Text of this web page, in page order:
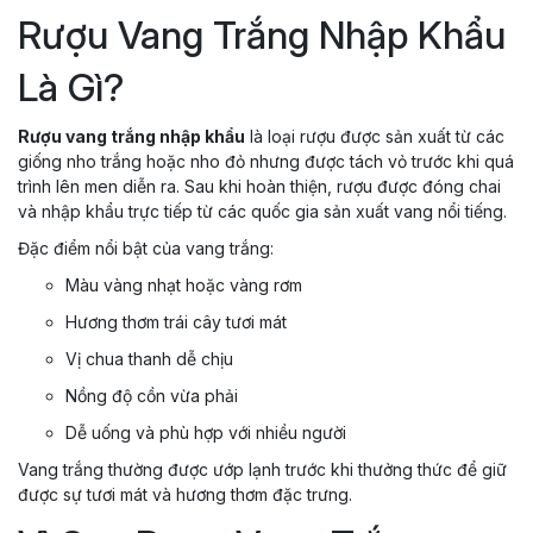
Rượu Vang Trắng Nhập Khẩu
Là Gì?
Rượu vang trắng nhập khẩu là loại rượu được sản xuất từ các
giống nho trắng hoặc nho đỏ nhưng được tách vỏ trước khi quá
trình lên men diễn ra. Sau khi hoàn thiện, rượu được đóng chai
và nhập khẩu trực tiếp từ các quốc gia sản xuất vang nổi tiếng.
Đặc điểm nổi bật của vang trắng:
Màu vàng nhạt hoặc vàng rơm
Hương thơm trái cây tươi mát
Vị chua thanh dễ chịu
Nồng độ cồn vừa phải
Dễ uống và phù hợp với nhiều người
Vang trắng thường được ướp lạnh trước khi thưởng thức để giữ
được sự tươi mát và hương thơm đặc trưng.